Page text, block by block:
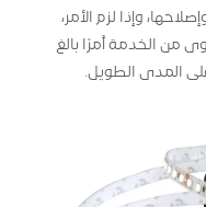
وإذا لزم الأمر،
من الخدمة أمرًا بالغ
المدى الطويل.